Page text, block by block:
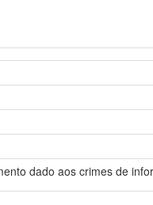
dado aos crimes de